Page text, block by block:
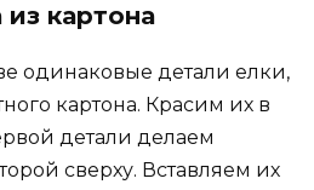
картона
одинаковые детали елки,
картона. Красим их в
детали делаем
сверху. Вставляем их